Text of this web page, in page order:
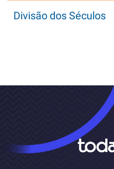
Divisão dos Séculos